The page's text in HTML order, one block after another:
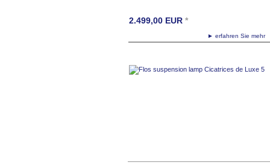
► erfahren Sie
2.499,00 EUR *